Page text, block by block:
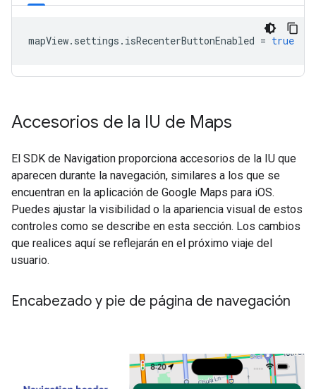
mapView. settings . isRecenterButtonEnabled = true
Accesorios de la IU de Maps
El SDK de Navigation proporciona accesorios de la IU que
aparecen durante la navegación, similares a los que se
encuentran en la aplicación de Google Maps para iOS.
Puedes ajustar la visibilidad o la apariencia visual de estos
controles como se describe en esta sección. Los cambios
que realices aquí se reflejarán en el próximo viaje del
usuario.
Encabezado y pie de página de navegación